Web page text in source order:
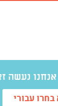
נעשה
עבורי